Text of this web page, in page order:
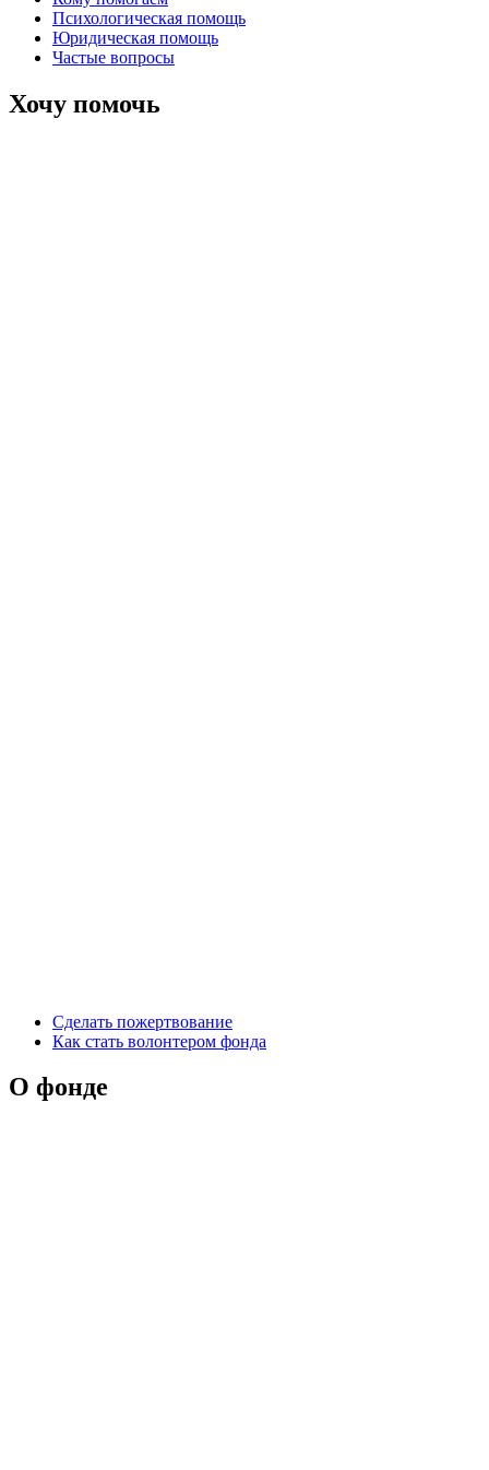
Психологическая помощь
Юридическая помощь
Частые вопросы
Хочу помочь
Сделать пожертвование
Как стать волонтером фонда
О фонде